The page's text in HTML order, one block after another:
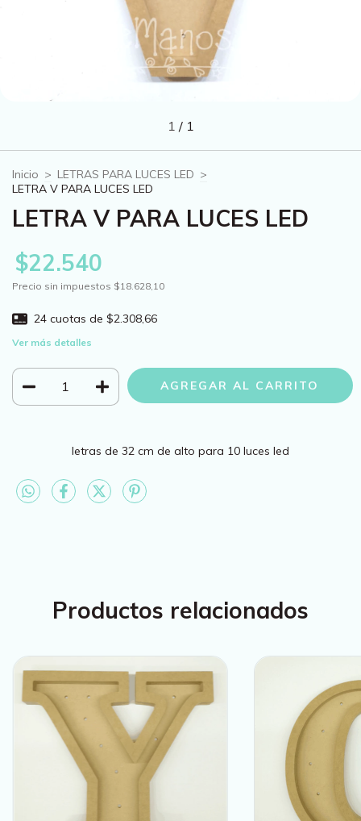
1 / 1
Inicio > LETRAS PARA LUCES LED >
LETRA V PARA LUCES LED
LETRA V PARA LUCES LED
$22.540
Precio sin impuestos $18.628,10
24 cuotas de $2.308,66
Ver más detalles
letras de 32 cm de alto para 10 luces led
Productos relacionados